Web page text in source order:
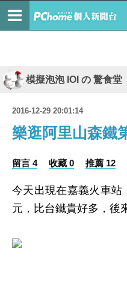
模擬泡泡 IOI の 驚食堂
2016-12-29 20:01:14
樂逛阿里山森鐵
留言 4 收藏 0 推薦 12
今天出現在嘉義火車站
元，比台鐵貴好多，後